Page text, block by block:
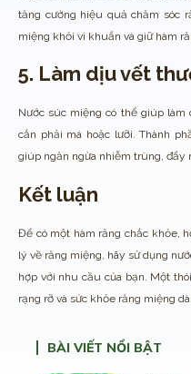
tăng cường hiệu quả chăm sóc
miệng khỏi vi khuẩn và giữ hàm
5. Làm dịu vết
Nước súc miệng có thể giúp
cắn phải má hoặc lưỡi. Thành
giúp ngăn ngừa nhiễm trùng, đẩy
Kết luận
Để có một hàm răng chắc khỏe,
lý về răng miệng, hãy sử dụng
hợp với nhu cầu của bạn. Một
rạng rỡ và sức khỏe răng miệng
BÀI VIẾT NỔI BẬT